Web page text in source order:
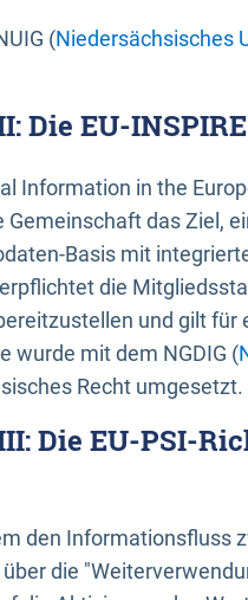
(Niedersächsisches
Die EU-
Information in the
das Ziel,
Basis mit
die
und gilt für
wurde mit dem NGDIG (
Recht umgesetzt.
Die EU-PSI-
den Informationsfluss
die